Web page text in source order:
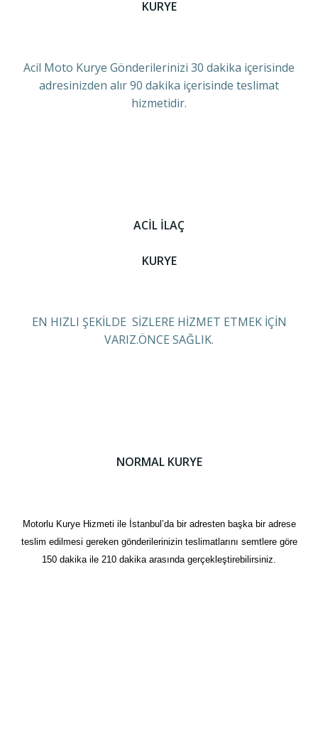
KURYE
Acil Moto Kurye Gönderilerinizi 30 dakika içerisinde
adresinizden alır 90 dakika içerisinde teslimat
hizmetidir.
ACİL İLAÇ
KURYE
EN HIZLI ŞEKİLDE SİZLERE HİZMET ETMEK İÇİN
VARIZ.ÖNCE SAĞLIK.
NORMAL KURYE
Motorlu Kurye Hizmeti ile İstanbul’da bir adresten başka bir adrese
teslim edilmesi gereken gönderilerinizin teslimatlarını semtlere göre
150 dakika ile 210 dakika arasında gerçekleştirebilirsiniz.